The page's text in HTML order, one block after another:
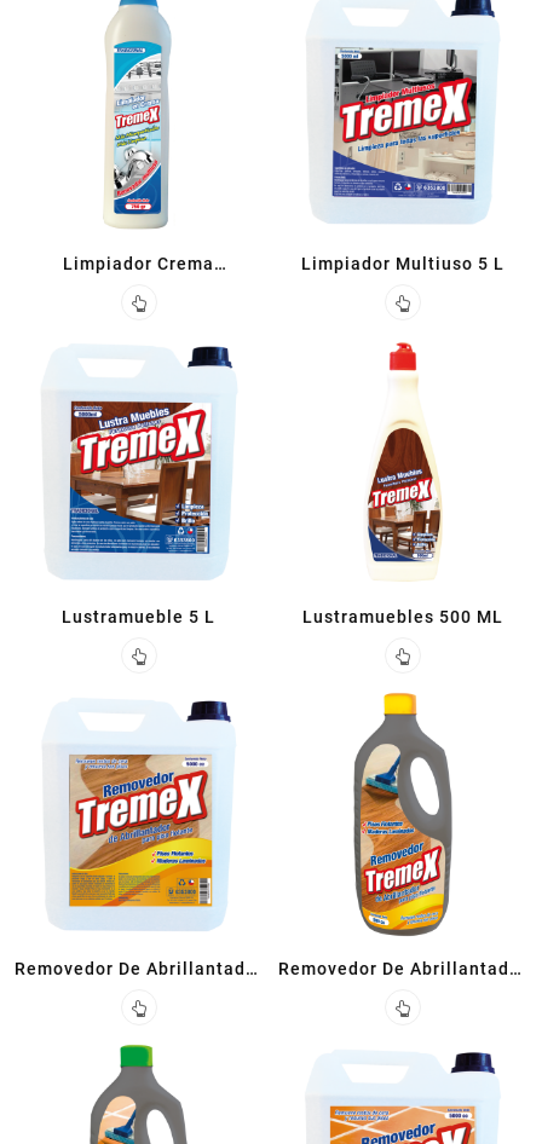
Limpiador Crema
Tradicional 750ML
Limpiador Multiuso 5 L
Lustramueble 5 L Lustramuebles 500 ML
Removedor De Abrillantador
Piso Flotante 5 L
Removedor De Abrillantador
Piso Flotante 900ml